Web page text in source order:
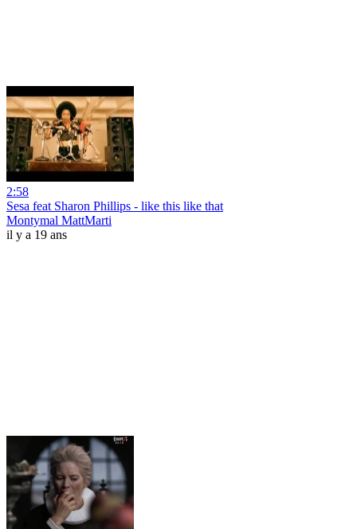
2:58
Sesa feat Sharon Phillips - like this like that
Montymal MattMarti
il y a 19 ans